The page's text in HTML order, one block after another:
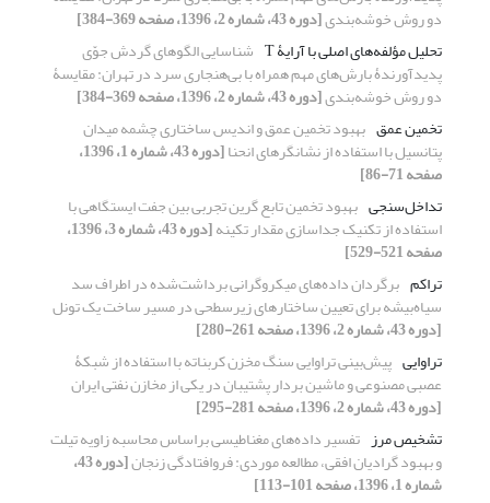
دو روش خوشه‌بندی[دوره 43، شماره 2، 1396، صفحه 369-384]
تحلیل مؤلفه‌های اصلی با آرایۀ T
شناسایی الگوهای گردش جوّی
پدیدآورندۀ بارش‌های مهم همراه با بی‌هنجاری سرد در تهران: مقایسۀ
دو روش خوشه‌بندی[دوره 43، شماره 2، 1396، صفحه 369-384]
تخمین عمق بهبود تخمین عمق و اندیس ساختاری چشمه میدان
پتانسیل با استفاده از نشانگرهای انحنا [دوره 43، شماره 1، 1396،
صفحه 71-86]
تداخل‌سنجی بهبود تخمین تابع گرین تجربی بین جفت ایستگاهی با
استفاده از تکنیک جداسازی مقدار تکینه [دوره 43، شماره 3، 1396،
صفحه 521-529]
تراکم برگردان داده‌های میکروگرانی برداشت‌شده در اطراف سد
سیاه‌بیشه برای تعیین ساختارهای زیرسطحی در مسیر ساخت یک تونل
[دوره 43، شماره 2، 1396، صفحه 261-280]
تراوایی پیش‌بینی تراوایی سنگ مخزن کربناته با استفاده از شبکۀ
عصبی مصنوعی و ماشین بردار پشتیبان در یکی از مخازن نفتی ایران
[دوره 43، شماره 2، 1396، صفحه 281-295]
تشخیص مرز تفسیر داده‌های مغناطیسی براساس محاسبه زاویه تیلت
و بهبود گرادیان افقی، مطالعه موردی: فروافتادگی زنجان [دوره 43،
شماره 1، 1396، صفحه 101-113]